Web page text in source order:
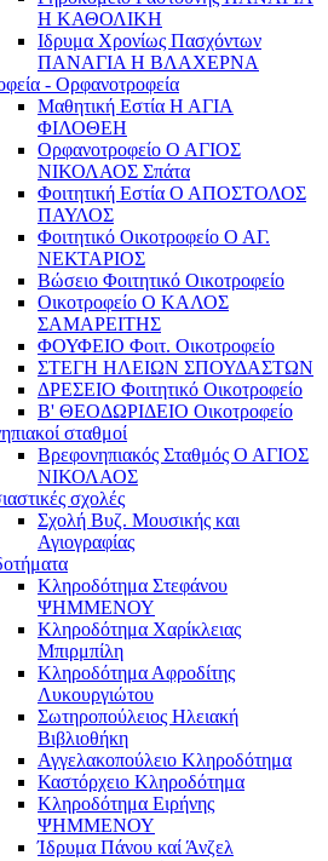
Η ΚΑΘΟΛΙΚΗ
Ιδρυμα Χρονίως Πασχόντων
ΠΑΝΑΓΙΑ Η ΒΛΑΧΕΡΝΑ
- Ορφανοτροφεία
Μαθητική Εστία Η ΑΓΙΑ
ΦΙΛΟΘΕΗ
Ορφανοτροφείο Ο ΑΓΙΟΣ
ΝΙΚΟΛΑΟΣ Σπάτα
Φοιτητική Εστία Ο ΑΠΟΣΤΟΛΟΣ
ΠΑΥΛΟΣ
Φοιτητικό Οικοτροφείο Ο ΑΓ.
ΝΕΚΤΑΡΙΟΣ
Βώσειο Φοιτητικό Οικοτροφείο
Οικοτροφείο Ο ΚΑΛΟΣ
ΣΑΜΑΡΕΙΤΗΣ
ΦΟΥΦΕΙΟ Φοιτ. Οικοτροφείο
ΣΤΕΓΗ ΗΛΕΙΩΝ ΣΠΟΥΔΑΣΤΩΝ
ΔΡΕΣΕΙΟ Φοιτητικό Οικοτροφείο
Β' ΘΕΟΔΩΡΙΔΕΙΟ Οικοτροφείο
σταθμοί
Βρεφονηπιακός Σταθμός Ο ΑΓΙΟΣ
ΝΙΚΟΛΑΟΣ
σχολές
Σχολή Βυζ. Μουσικής και
Αγιογραφίας
Κληροδότημα Στεφάνου
ΨΗΜΜΕΝΟΥ
Κληροδότημα Χαρίκλειας
Μπιρμπίλη
Κληροδότημα Αφροδίτης
Λυκουργιώτου
Σωτηροπούλειος Ηλειακή
Βιβλιοθήκη
Αγγελακοπούλειο Κληροδότημα
Καστόρχειο Κληροδότημα
Κληροδότημα Ειρήνης
ΨΗΜΜΕΝΟΥ
Ίδρυμα Πάνου καί Άνζελ